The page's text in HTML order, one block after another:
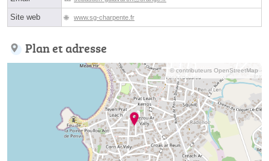
Site web www.sg-charpente.fr
Plan et adresse
© contributeurs OpenStreetMap